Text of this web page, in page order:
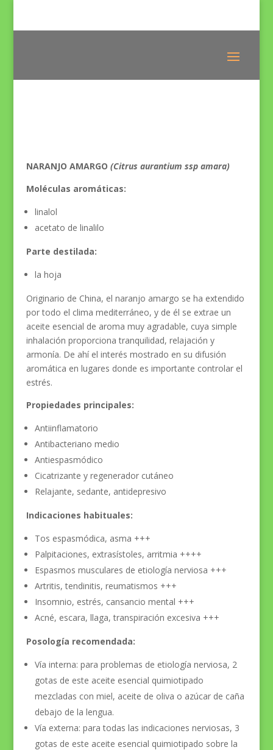
NARANJO AMARGO (Citrus aurantium ssp amara)
Moléculas aromáticas:
linalol
acetato de linalilo
Parte destilada:
la hoja
Originario de China, el naranjo amargo se ha extendido
por todo el clima mediterráneo, y de él se extrae un
aceite esencial de aroma muy agradable, cuya simple
inhalación proporciona tranquilidad, relajación y
armonía. De ahí el interés mostrado en su difusión
aromática en lugares donde es importante controlar el
estrés.
Propiedades principales:
Antiinflamatorio
Antibacteriano medio
Antiespasmódico
Cicatrizante y regenerador cutáneo
Relajante, sedante, antidepresivo
Indicaciones habituales:
Tos espasmódica, asma +++
Palpitaciones, extrasístoles, arritmia ++++
Espasmos musculares de etiología nerviosa +++
Artritis, tendinitis, reumatismos +++
Insomnio, estrés, cansancio mental +++
Acné, escara, llaga, transpiración excesiva +++
Posología recomendada:
Vía interna: para problemas de etiología nerviosa, 2
gotas de este aceite esencial quimiotipado
mezcladas con miel, aceite de oliva o azúcar de caña
debajo de la lengua.
Vía externa: para todas las indicaciones nerviosas, 3
gotas de este aceite esencial quimiotipado sobre la